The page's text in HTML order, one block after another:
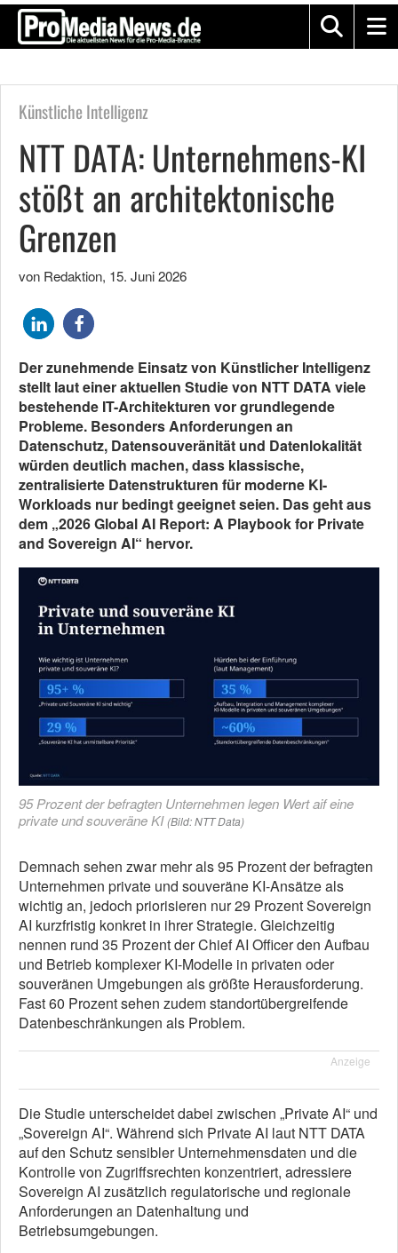
Künstliche Intelligenz
NTT DATA: Unternehmens-KI
stößt an architektonische
Grenzen
von Redaktion, 15. Juni 2026
Der zunehmende Einsatz von Künstlicher Intelligenz
stellt laut einer aktuellen Studie von NTT DATA viele
bestehende IT-Architekturen vor grundlegende
Probleme. Besonders Anforderungen an
Datenschutz, Datensouveränität und Datenlokalität
würden deutlich machen, dass klassische,
zentralisierte Datenstrukturen für moderne KI-
Workloads nur bedingt geeignet seien. Das geht aus
dem „2026 Global AI Report: A Playbook for Private
and Sovereign AI“ hervor.
95 Prozent der befragten Unternehmen legen Wert aif eine
private und souveräne KI (Bild: NTT Data)
Demnach sehen zwar mehr als 95 Prozent der befragten
Unternehmen private und souveräne KI-Ansätze als
wichtig an, jedoch priorisieren nur 29 Prozent Sovereign
AI kurzfristig konkret in ihrer Strategie. Gleichzeitig
nennen rund 35 Prozent der Chief AI Officer den Aufbau
und Betrieb komplexer KI-Modelle in privaten oder
souveränen Umgebungen als größte Herausforderung.
Fast 60 Prozent sehen zudem standortübergreifende
Datenbeschränkungen als Problem.
Anzeige
Die Studie unterscheidet dabei zwischen „Private AI“ und
„Sovereign AI“. Während sich Private AI laut NTT DATA
auf den Schutz sensibler Unternehmensdaten und die
Kontrolle von Zugriffsrechten konzentriert, adressiere
Sovereign AI zusätzlich regulatorische und regionale
Anforderungen an Datenhaltung und
Betriebsumgebungen.